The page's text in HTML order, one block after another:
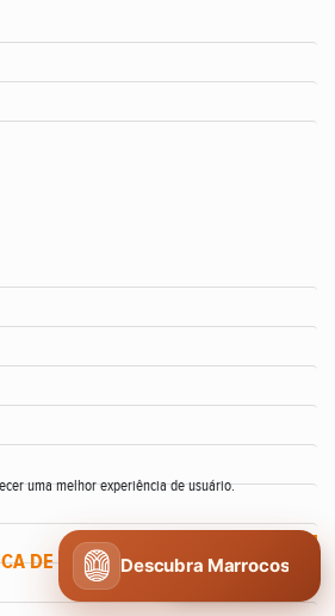
uma melhor experiência de usuário.
DE COOKIES CONCORDO
Descubra Marrocos